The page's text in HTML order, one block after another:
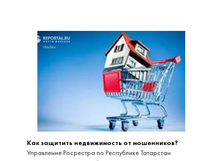
Как защитить недвижимость от мошенников?
Управление Росрестра по Республике Татарстан